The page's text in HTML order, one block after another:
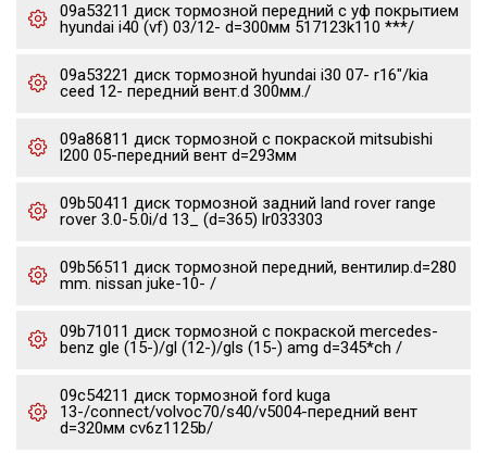
09a53211 диск тормозной передний с уф покрытием
hyundai i40 (vf) 03/12- d=300мм 517123k110 ***/
09a53221 диск тормозной hyundai i30 07- r16"/kia
ceed 12- передний вент.d 300мм./
09a86811 диск тормозной с покраской mitsubishi
l200 05-передний вент d=293мм
09b50411 диск тормозной задний land rover range
rover 3.0-5.0i/d 13_ (d=365) lr033303
09b56511 диск тормозной передний, вентилир.d=280
mm. nissan juke-10- /
09b71011 диск тормозной с покраской mercedes-
benz gle (15-)/gl (12-)/gls (15-) amg d=345*ch /
09c54211 диск тормозной ford kuga
13-/connect/volvoc70/s40/v5004-передний вент
d=320мм cv6z1125b/